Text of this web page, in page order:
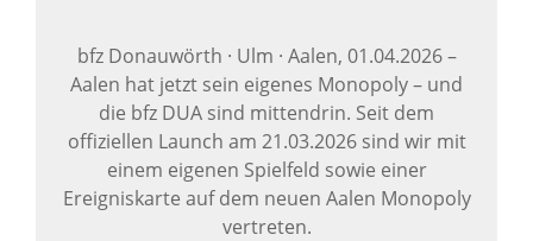
bfz Donauwörth · Ulm · Aalen, 01.04.2026–
Aalen hat jetzt sein eigenes Monopoly – und
die bfz DUA sind mittendrin. Seit dem
offiziellen Launch am 21.03.2026 sind wir mit
einem eigenen Spielfeld sowie einer
Ereigniskarte auf dem neuen Aalen Monopoly
vertreten.